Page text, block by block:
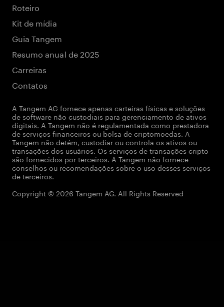
Roteiro
Kit de mídia
Guia Tangem
Resumo anual de 2025
Carreiras
Contatos
A Tangem AG fornece apenas carteiras físicas e soluções
de software não custodiais para gerenciamento de ativos
digitais. A Tangem não é regulamentada como prestadora
de serviços financeiros ou bolsa de criptomoedas. A
Tangem não detém, custodiar ou controla os ativos ou
transações dos usuários. Os serviços de transações cripto
são fornecidos por terceiros. A Tangem não fornece
conselhos ou recomendações sobre o uso desses serviços
de terceiros.